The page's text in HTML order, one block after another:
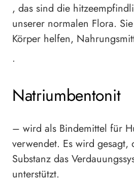
, das sind die
unserer normalen Flora.
Körper helfen,
•
Natriumbentonit
– wird als Bindemittel für
verwendet. Es wird gesagt,
Substanz das
unterstützt.